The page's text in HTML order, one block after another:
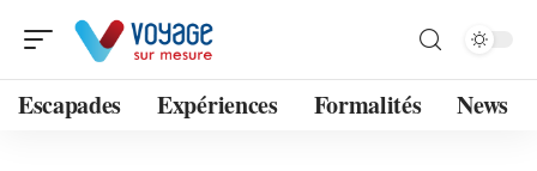
Escapades Expériences Formalités News